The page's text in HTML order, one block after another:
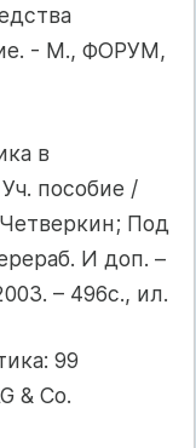
- М., ФОРУМ,
в
пособие /
Под
И доп. –
– 496с., ил.
99
& Co.